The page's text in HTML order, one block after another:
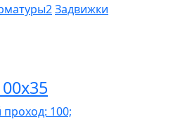
Задвижки
100;